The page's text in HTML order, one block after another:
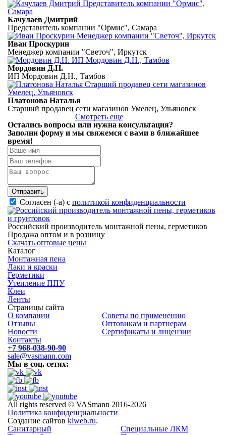
Качулаев Дмитрий
Представитель компании "Ормис", Самара
Иван Проскурин
Менеджер компании "Светоч", Иркутск
Мордовин Д.Н.
ИП Мордовин Д.Н., Тамбов
Платонова Наталья
Старший продавец сети магазинов Умелец, Ульяновск
Смотреть еще
Остались вопросы или нужна консультация?
Заполни форму и мы свяжемся с вами в ближайшее
время!
Отправить
Согласен (-а) с политикой конфиденциальности
Российский производитель монтажной пены, герметиков
Продажа оптом и в розницу
Скачать оптовые цены
Каталог
Монтажная пена
Лаки и краски
Герметики
Утепление ППУ
Клеи
Ленты
Страницы сайта
О компании
Отзывы
Новости
Контакты
Советы по применению
Оптовикам и партнерам
Сертификаты и лицензии
+7 968-038-90-90
sale@vasmann.com
Мы в соц. сетях:
All rights reserved © VASmann 2016-2026
Политика конфиденциальности
Создание сайтов klweb.ru.
Санитарный
Специальные ЛКМ